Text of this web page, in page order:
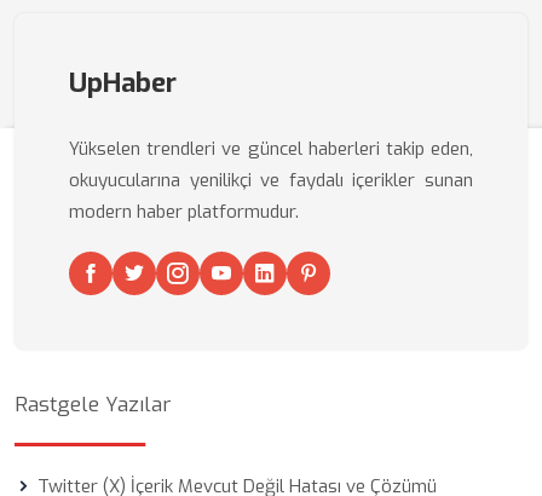
UpHaber
Yükselen trendleri ve güncel haberleri takip eden,
okuyucularına yenilikçi ve faydalı içerikler sunan
modern haber platformudur.
Rastgele Yazılar
Twitter (X) İçerik Mevcut Değil Hatası ve Çözümü